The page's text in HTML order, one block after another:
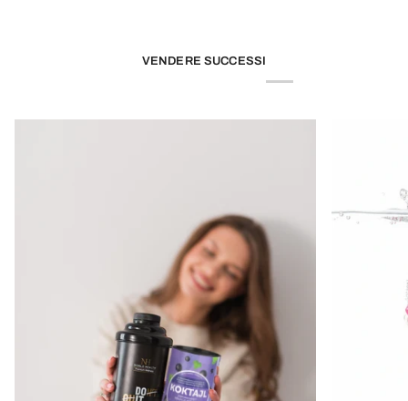
VENDERE SUCCESSI